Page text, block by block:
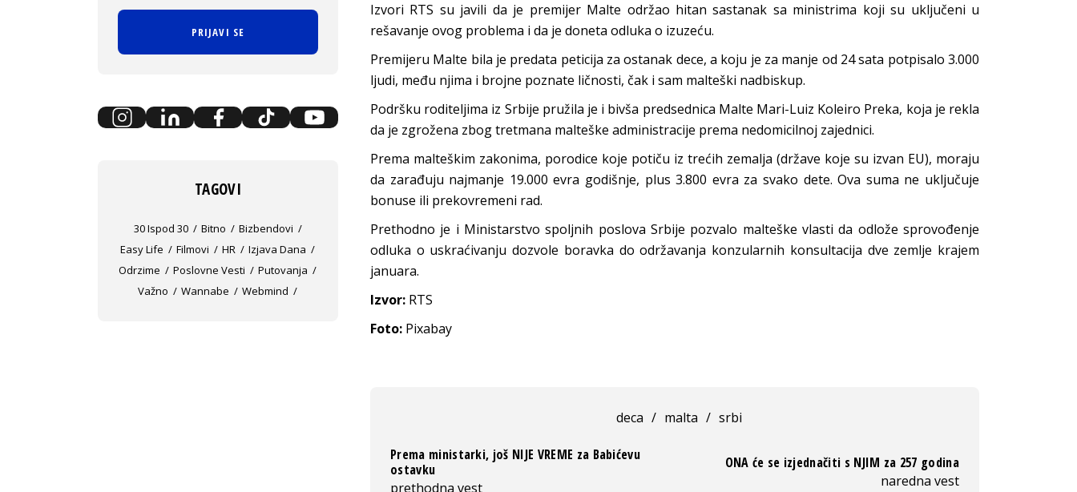
Izvori RTS su javili da je premijer Malte održao hitan sastanak sa ministrima koji su uključeni u
rešavanje ovog problema i da je doneta odluka o izuzeću.
Premijeru Malte bila je predata peticija za ostanak dece, a koju je za manje od 24 sata potpisalo 3.000
ljudi, među njima i brojne poznate ličnosti, čak i sam malteški nadbiskup.
Podršku roditeljima iz Srbije pružila je i bivša predsednica Malte Mari-Luiz Koleiro Preka, koja je rekla
da je zgrožena zbog tretmana malteške administracije prema nedomicilnoj zajednici.
Prema malteškim zakonima, porodice koje potiču iz trećih zemalja (države koje su izvan EU), moraju
da zarađuju najmanje 19.000 evra godišnje, plus 3.800 evra za svako dete. Ova suma ne uključuje
bonuse ili prekovremeni rad.
Prethodno je i Ministarstvo spoljnih poslova Srbije pozvalo malteške vlasti da odlože sprovođenje
odluka o uskraćivanju dozvole boravka do održavanja konzularnih konsultacija dve zemlje krajem
januara.
Izvor: RTS
Foto: Pixabay
deca / malta / srbi
Prema ministarki, još NIJE VREME za Babićevu
ostavku
prethodna vest
ONA će se izjednačiti s NJIM za 257 godina
naredna vest
PRIJAVI SE
TAGOVI
30 Ispod 30 Bitno
Bizbendovi
Easy Life
Filmovi HR
Izjava Dana
Odrzime
Poslovne Vesti
Putovanja
Važno
Wannabe Webmind